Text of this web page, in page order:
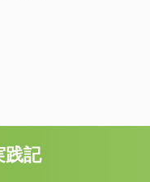
践記